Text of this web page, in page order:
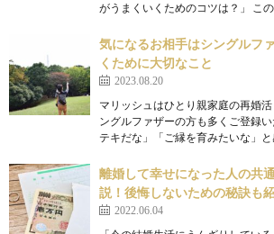
がうまくいくためのコツは？」 こ
気になるお相手はシングルフ
くために大切なこと
2023.08.20
マリッシュはひとり親家庭の再婚
ングルファザーの方も多くご登録
テキだな」「ご縁を育みたいな」
離婚して幸せになった人の共
説！後悔しないための秘訣も
2022.06.04